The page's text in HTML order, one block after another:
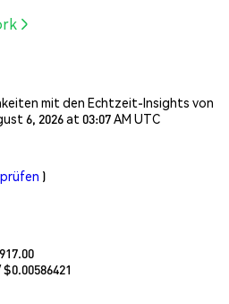
mit den Echtzeit-Insights von
6, 2026 at 03:07 AM UTC
)
$0.00586421